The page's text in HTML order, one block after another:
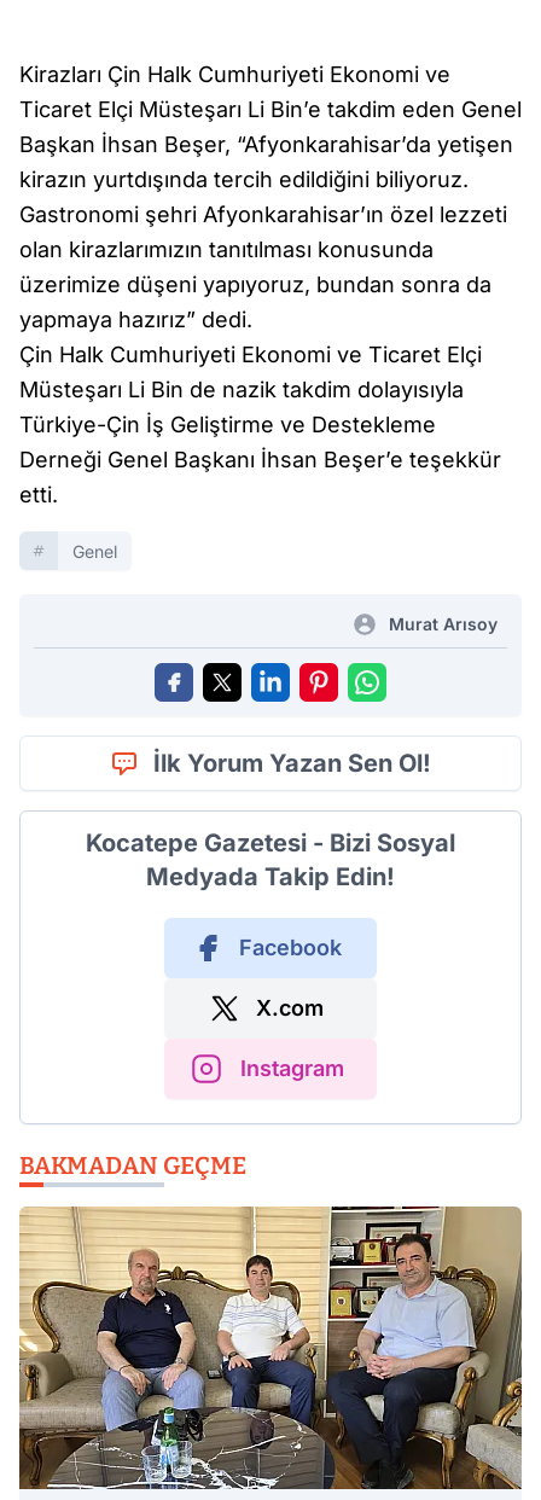
Kirazları Çin Halk Cumhuriyeti Ekonomi ve
Ticaret Elçi Müsteşarı Li Bin’e takdim eden Genel
Başkan İhsan Beşer, “Afyonkarahisar’da yetişen
kirazın yurtdışında tercih edildiğini biliyoruz.
Gastronomi şehri Afyonkarahisar’ın özel lezzeti
olan kirazlarımızın tanıtılması konusunda
üzerimize düşeni yapıyoruz, bundan sonra da
yapmaya hazırız” dedi.
Çin Halk Cumhuriyeti Ekonomi ve Ticaret Elçi
Müsteşarı Li Bin de nazik takdim dolayısıyla
Türkiye-Çin İş Geliştirme ve Destekleme
Derneği Genel Başkanı İhsan Beşer’e teşekkür
etti.
Genel
Murat Arısoy
İlk Yorum Yazan Sen Ol!
Kocatepe Gazetesi - Bizi Sosyal
Medyada Takip Edin!
Facebook
X.com
Instagram
BAKMADAN GEÇME